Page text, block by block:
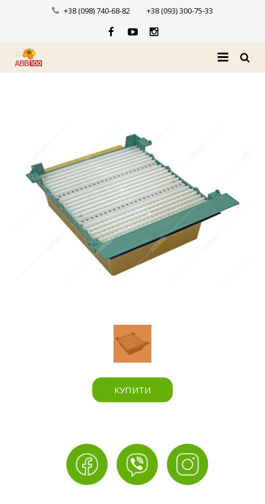
+38 (098) 740-68-82 +38 (093) 300-75-33
Доставка і оплата
Новини
Контакти
КУПИТИ